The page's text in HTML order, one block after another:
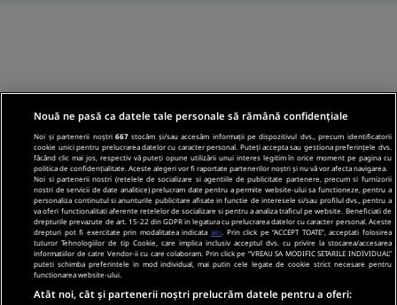
Nouă ne pasă ca datele tale personale să rămână confidențiale
Noi și partenerii noștri667 stocăm și/sau accesăm informații pe dispozitivul dvs., precum identificatorii
cookie unici pentru prelucrarea datelor cu caracter personal. Puteți accepta sau gestiona preferințele dvs.
făcând clic mai jos, respectiv vă puteți opune utilizării unui interes legitim în orice moment pe pagina cu
politica de confidențialitate. Aceste alegeri vor fi raportate partenerilor noștri și nu vă vor afecta navigarea.
Noi si partenerii nostri (retelele de socializare si agentiile de publicitate partenere, precum si furnizorii
nostri de servicii de date analitice) prelucram date pentru a permite website-ului sa functioneze, pentru a
personaliza continutul si anunturile publicitare afisate in functie de interesele si/sau profilul dvs., pentru a
va oferi functionalitati aferente retelelor de socializare si pentru a analiza traficul pe website. Beneficiati de
drepturile prevazute de art. 15-22 din GDPR in legatura cu prelucrarea datelor cu caracter personal. Aceste
drepturi pot fi exercitate prin modalitatea indicata aici . Prin click pe “ACCEPT TOATE”, acceptati folosirea
tuturor Tehnologiilor de tip Cookie, care implica inclusiv acceptul dvs. cu privire la stocarea/accesarea
informatiilor de catre Vendor-ii cu care colaboram. Prin click pe “VREAU SA MODIFIC SETARILE INDIVIDUAL”
puteti schimba preferintele in mod individual, mai putin cele legate de cookie strict necesare pentru
functionarea website-ului.
Atât noi, cât și partenerii noștri prelucrăm datele pentru a oferi: